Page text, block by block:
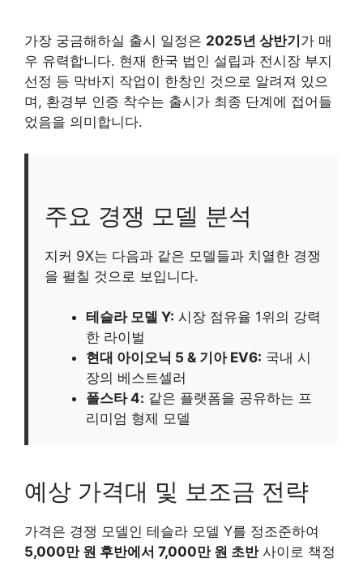
가장 궁금해하실 출시 일정은 2025년 상반기 가 매
우 유력합니다. 현재 한국 법인 설립과 전시장 부지
선정 등 막바지 작업이 한창인 것으로 알려져 있으
며, 환경부 인증 착수는 출시가 최종 단계에 접어들
었음을 의미합니다.
주요 경쟁 모델 분석
지커 9X는 다음과 같은 모델들과 치열한 경쟁
을 펼칠 것으로 보입니다.
테슬라 모델 Y: 시장 점유율 1위의 강력
한 라이벌
현대 아이오닉 5 & 기아 EV6: 국내 시
장의 베스트셀러
폴스타 4: 같은 플랫폼을 공유하는 프
리미엄 형제 모델
예상 가격대 및 보조금 전략
가격은 경쟁 모델인 테슬라 모델 Y를 정조준하여
5,000만 원 후반에서 7,000만 원 초반사이로 책정